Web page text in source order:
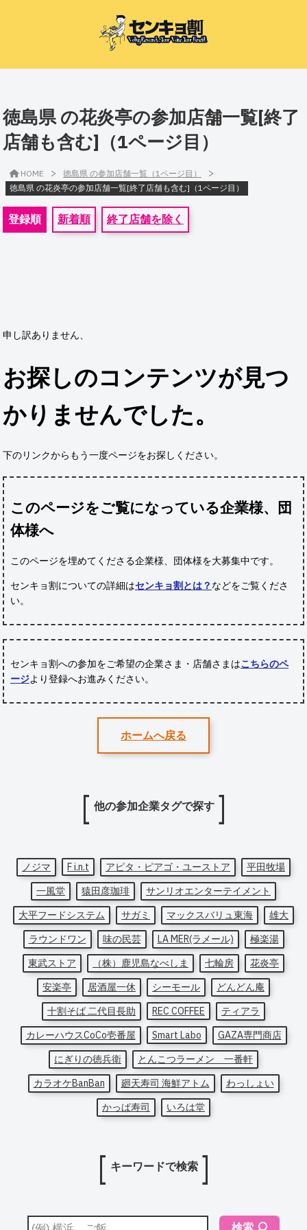
徳島県 の花炎亭の参加店舗一覧[終了
店舗も含む]（1ページ目）
HOME > 徳島県 の参加店舗一覧（1ページ目） >
徳島県 の花炎亭の参加店舗一覧[終了店舗も含む]（1ページ目）
登録順 新着順 終了店舗を除く
申し訳ありません、
お探しのコンテンツが見つ
かりませんでした。
下のリンクからもう一度ページをお探しください。
このページをご覧になっている企業様、団
体様へ
このページを埋めてくださる企業様、団体様を大募集中です。
センキョ割についての詳細はセンキョ割とは？ などをご覧くださ
い。
センキョ割への参加をご希望の企業さま・店舗さまはこちらのペ
ージより登録へお進みください。
ホームへ戻る
他の参加企業タグで探す
ノジマ F i.n.t アピタ・ピアゴ・ユーストア
平田牧場
一風堂
猿田彦珈琲
サンリオエンターテイメント
大平フードシステム
サガミ マックスバリュ東海
雄大
ラウンドワン
味の民芸 LA MER(ラメール)
極楽湯
東武ストア
（株）鹿児島なべしま 七輪房
花炎亭
安楽亭
居酒屋一休 シーモール
どんどん庵
十割そば 二代目長助
REC COFFEE
ティアラ
カレーハウスCoCo壱番屋
Smart Labo
GAZA専門商店
にぎりの徳兵衛
とんこつラーメン 一番軒
カラオケBanBan
廻天寿司 海鮮アトム
わっしょい
かっぱ寿司
いろは堂
キーワードで検索